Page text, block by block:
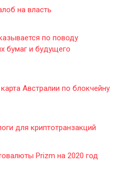
на власть
по поводу
бумаг и будущего
Австралии по блокчейну
для криптотранзакций
Prizm на 2020 год